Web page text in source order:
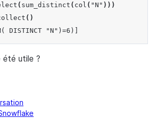
( sum_distinct ( col ( "N" )))
()
DISTINCT "N")=6)]
utile ?